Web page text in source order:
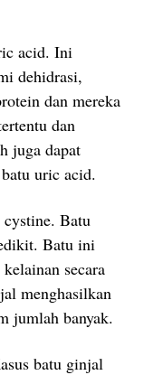
acid. Ini
dehidrasi,
dan mereka
dan
juga dapat
uric acid.
Batu
Batu ini
secara
menghasilkan
jumlah banyak.
batu ginjal